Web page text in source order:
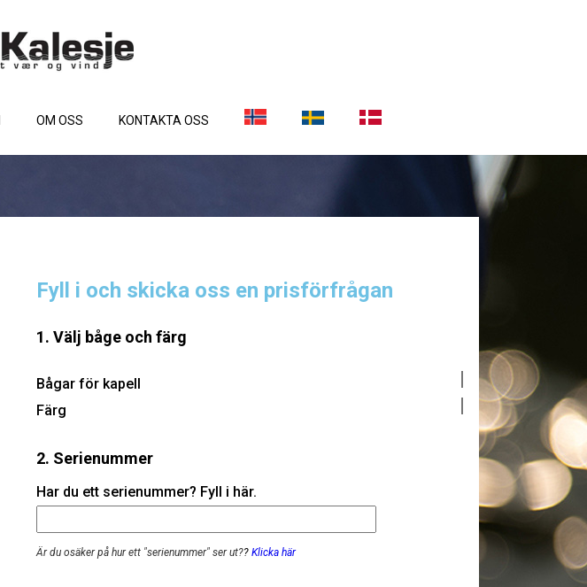
OM OSS KONTAKTA OSS
Fyll i och skicka oss en prisförfrågan
1. Välj båge och färg
Bågar för kapell
Färg
2. Serienummer
Har du ett serienummer? Fyll i här.
Är du osäker på hur ett "serienummer" ser ut?? Klicka här